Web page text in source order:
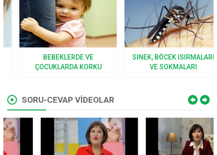
BEBEKLERDE VE
ÇOCUKLARDA KORKU
SINEK, BÖCEK ISIRMALARI
VE SOKMALARI
SORU-CEVAP VİDEOLAR